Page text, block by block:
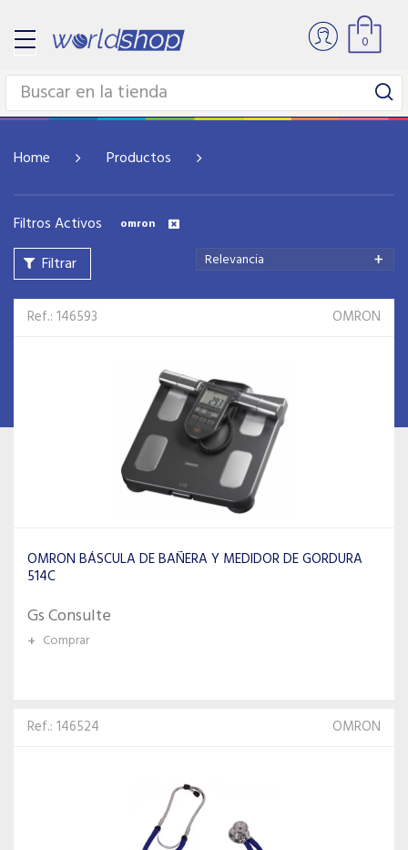
0
Home Productos
Filtros Activos omron
Filtrar Relevancia
Ref.: 146593 OMRON
OMRON BÁSCULA DE BAÑERA Y MEDIDOR DE GORDURA
514C
Gs Consulte
+ Comprar
Ref.: 146524 OMRON